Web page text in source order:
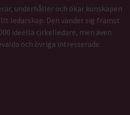
underhåller och ökar kunskapen
ledarskap. Den vänder sig främst
ideella cirkelledare, men även
och övriga intresserade.